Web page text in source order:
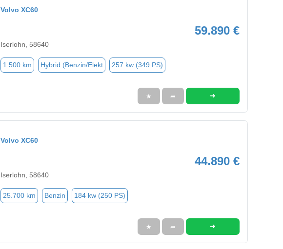
Volvo XC60
59.890 €
Iserlohn, 58640
1.500 km Hybrid (Benzin/Elekt 257 kw (349 PS)
★ ➦ ➜
Volvo XC60
44.890 €
Iserlohn, 58640
25.700 km Benzin 184 kw (250 PS)
★ ➦ ➜